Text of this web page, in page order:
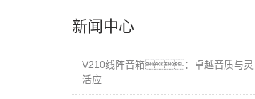
新闻中心
V210线阵音箱：卓越音质与灵
活应